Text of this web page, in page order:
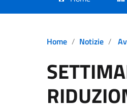
Home Notizie